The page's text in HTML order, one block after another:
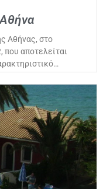
Αθήνας, στο
αποτελείται